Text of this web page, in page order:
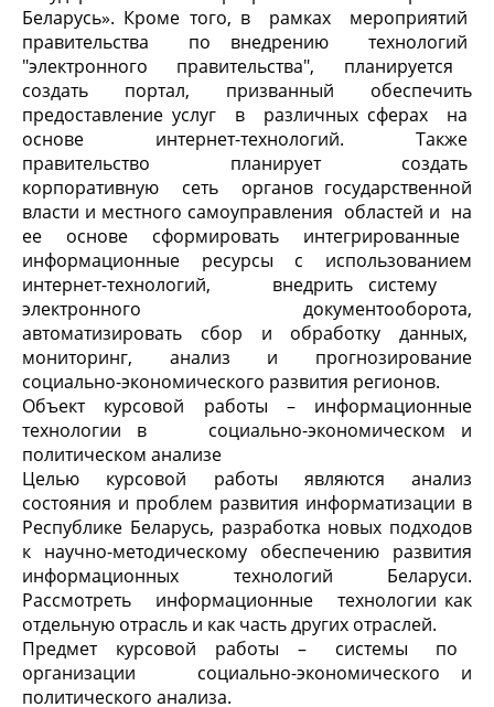
Беларусь». Кроме того, в рамках мероприятий
правительства по внедрению технологий
"электронного правительства", планируется
создать портал, призванный обеспечить
предоставление услуг в различных сферах на
основе интернет-технологий. Также
правительство планирует создать
корпоративную сеть органов государственной
власти и местного самоуправления областей и на
ее основе сформировать интегрированные
информационные ресурсы с использованием
интернет-технологий, внедрить систему
электронного документооборота,
автоматизировать сбор и обработку данных,
мониторинг, анализ и прогнозирование
социально-экономического развития регионов.
Объект курсовой работы – информационные
технологии в социально-экономическом и
политическом анализе
Целью курсовой работы являются анализ
состояния и проблем развития информатизации в
Республике Беларусь, разработка новых подходов
к научно-методическому обеспечению развития
информационных технологий Беларуси.
Рассмотреть информационные технологии как
отдельную отрасль и как часть других отраслей.
Предмет курсовой работы – системы по
организации социально-экономического и
политического анализа.